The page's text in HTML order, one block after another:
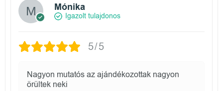
Mónika
Igazolt tulajdonos
5/5
Nagyon mutatós az ajándékozottak nagyon
örültek neki